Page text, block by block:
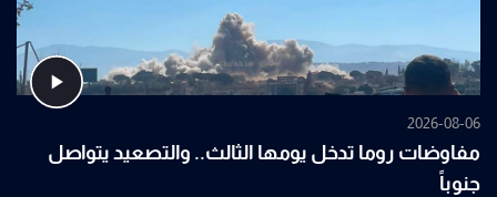
2026-08-06
مفاوضات روما تدخل يومها الثالث.. والتصعيد يتواصل
جنوباً